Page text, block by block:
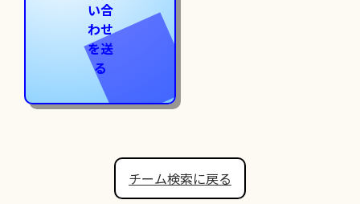
い合
わせ
を送
る
チーム検索に戻る